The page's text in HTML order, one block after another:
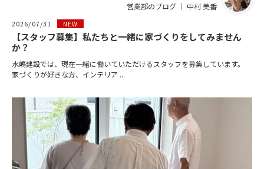
営業部のブログ ｜ 中村 美香
2026/07/31 NEW
【スタッフ募集】私たちと一緒に家づくりをしてみません
か？
水嶋建設では、現在一緒に働いていただけるスタッフを募集しています。
家づくりが好きな方、インテリア ...